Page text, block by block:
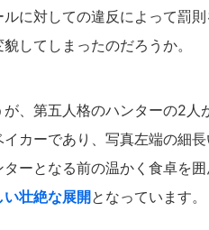
に対しての違反によって罰
してしまったのだろうか。
、第五人格のハンターの2人
カーであり、写真左端の細
ーとなる前の温かく食卓を
壮絶な展開となっています。